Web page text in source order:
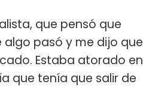
que pensó que
algo pasó y me dijo que
Estaba atorado en
que tenía que salir de